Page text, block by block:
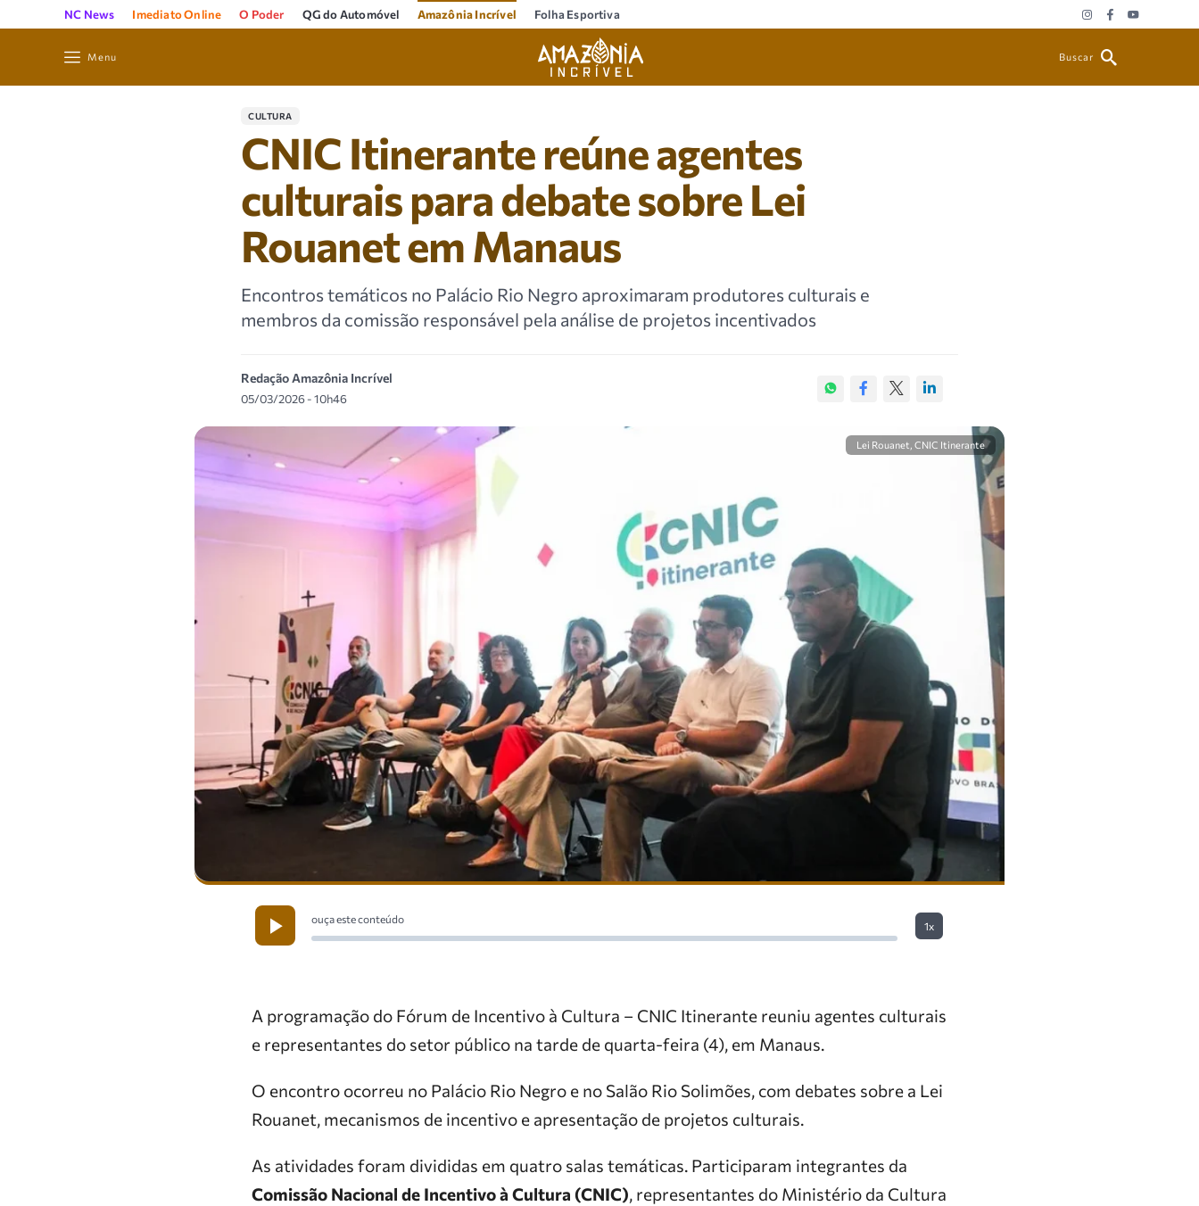
NC News Imediato Online O Poder QG do Automóvel Amazônia Incrível Folha Esportiva
Menu Buscar
CULTURA
CNIC Itinerante reúne agentes
culturais para debate sobre Lei
Rouanet em Manaus
Encontros temáticos no Palácio Rio Negro aproximaram produtores culturais e
membros da comissão responsável pela análise de projetos incentivados
Redação Amazônia Incrível
05/03/2026 - 10h46
Lei Rouanet, CNIC Itinerante
ouça este conteúdo
1x
A programação do Fórum de Incentivo à Cultura – CNIC Itinerante reuniu agentes culturais
e representantes do setor público na tarde de quarta-feira (4), em Manaus.
O encontro ocorreu no Palácio Rio Negro e no Salão Rio Solimões, com debates sobre a Lei
Rouanet, mecanismos de incentivo e apresentação de projetos culturais.
As atividades foram divididas em quatro salas temáticas. Participaram integrantes da
Comissão Nacional de Incentivo à Cultura (CNIC), representantes do Ministério da Cultura